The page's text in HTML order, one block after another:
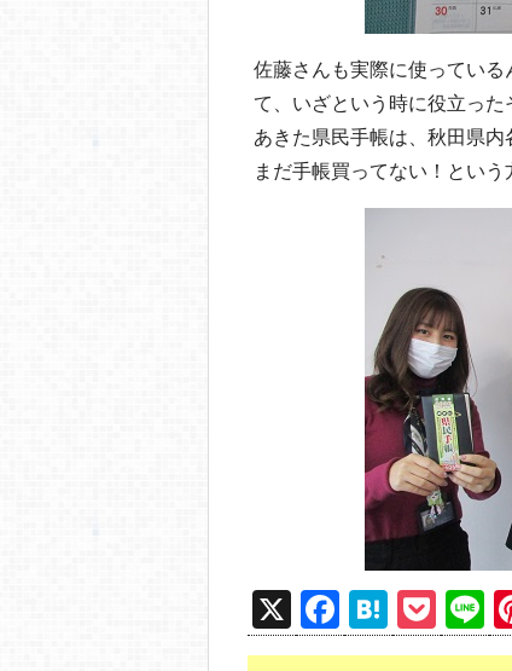
佐藤さんも実際に使ってい
て、いざという時に役立った
あきた県民手帳は、秋田県内
まだ手帳買ってない！とい
X
F
a
H
at
P
o
n